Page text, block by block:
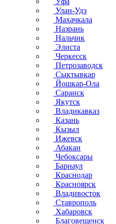
Улан-Удэ
Махачкала
Назрань
Нальчик
Элиста
Черкесск
Петрозаводск
Сыктывкар
Йошкар-Ола
Саранск
Якутск
Владикавказ
Казань
Кызыл
Ижевск
Абакан
Чебоксары
Барнаул
Краснодар
Красноярск
Владивосток
Ставрополь
Хабаровск
Благовещенск